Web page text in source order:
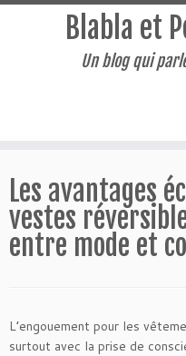
au
contenu
Blabla et
Un blog qui
Les avantages
vestes
entre mode et
L’engouement pour les
surtout avec la prise de